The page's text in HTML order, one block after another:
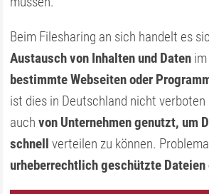
Beim Filesharing an sich handelt es
Austausch von Inhalten und Daten
bestimmte Webseiten oder
ist dies in Deutschland nicht
auchvon Unternehmen genutzt, um
schnell verteilen zu können.
urheberrechtlich geschützte